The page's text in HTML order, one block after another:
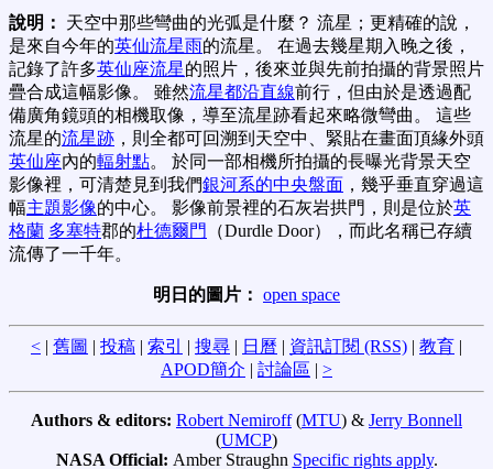
說明：
天空中那些彎曲的光弧是什麼？ 流星；更精確的說，
是來自今年的英仙流星雨的流星。 在過去幾星期入晚之後，
記錄了許多英仙座流星的照片，後來並與先前拍攝的背景照片
疊合成這幅影像。 雖然流星都沿直線前行，但由於是透過配
備廣角鏡頭的相機取像，導至流星跡看起來略微彎曲。 這些
流星的流星跡 ，則全都可回溯到天空中、緊貼在畫面頂緣外頭
英仙座內的輻射點。 於同一部相機所拍攝的長曝光背景天空
影像裡，可清楚見到我們銀河系的中央盤面 ，幾乎垂直穿過這
幅主題影像的中心。 影像前景裡的石灰岩拱門，則是位於英
格蘭 多塞特郡的杜德爾門
（Durdle Door），而此名稱已存續
流傳了一千年。
明日的圖片： open space
< | 舊圖 | 投稿 | 索引 | 搜尋 | 日曆 | 資訊訂閱 (RSS) | 教育 |
APOD簡介 | 討論區 | >
Authors & editors: Robert Nemiroff(MTU) & Jerry Bonnell
(UMCP)
NASA Official: Amber Straughn Specific rights apply.